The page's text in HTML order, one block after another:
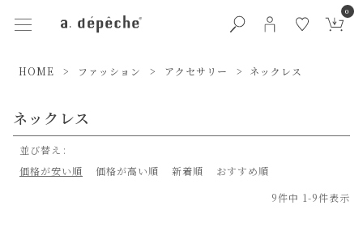
0
HOME ファッション アクセサリー ネックレス
ネックレス
並び替え
価格が安い順
価格が高い順 新着順
おすすめ順
9件中 1-9件表示